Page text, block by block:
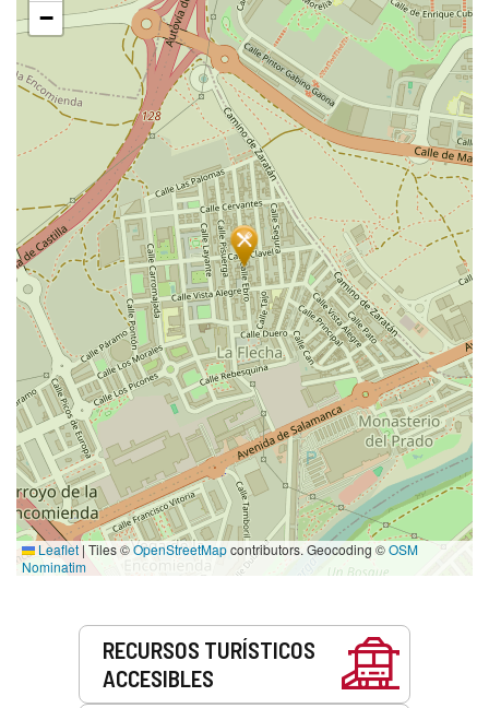
−
Leaflet|Tiles ©OpenStreetMapcontributors. Geocoding ©OSM
Nominatim
RECURSOS TURÍSTICOS
ACCESIBLES